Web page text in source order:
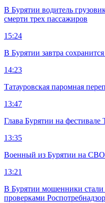
В Бурятии водитель
смерти трех пассажиров
15:24
В Бурятии завтра
14:23
Татауровская паромная
13:47
Глава Бурятии на
13:35
Военный из Бурятии на СВО
13:21
В Бурятии мошенники стали
проверками